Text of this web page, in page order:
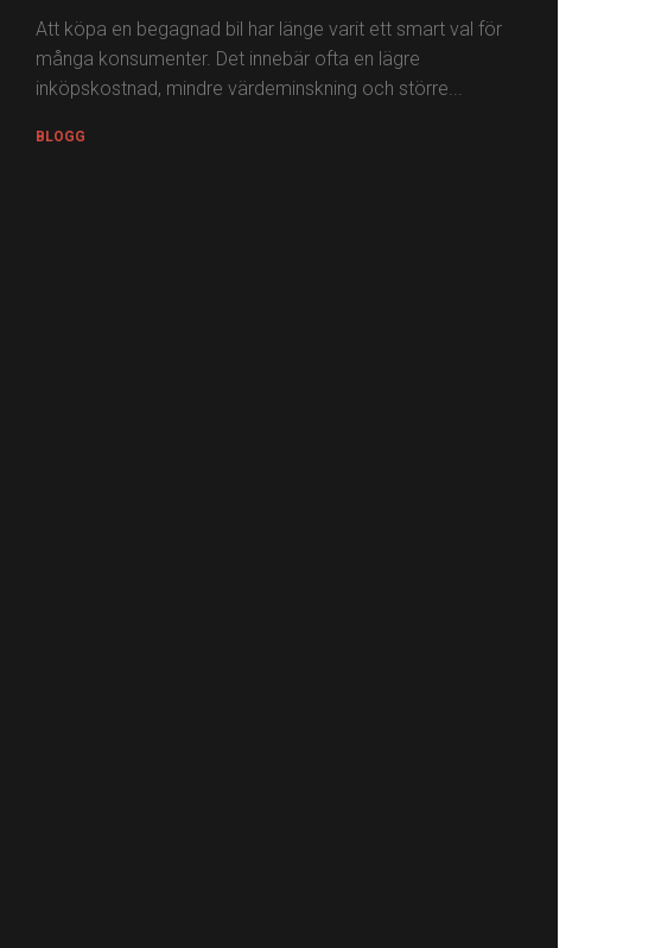
Att köpa en begagnad bil har länge varit ett smart val för
många konsumenter. Det innebär ofta en lägre
inköpskostnad, mindre värdeminskning och större...
BLOGG